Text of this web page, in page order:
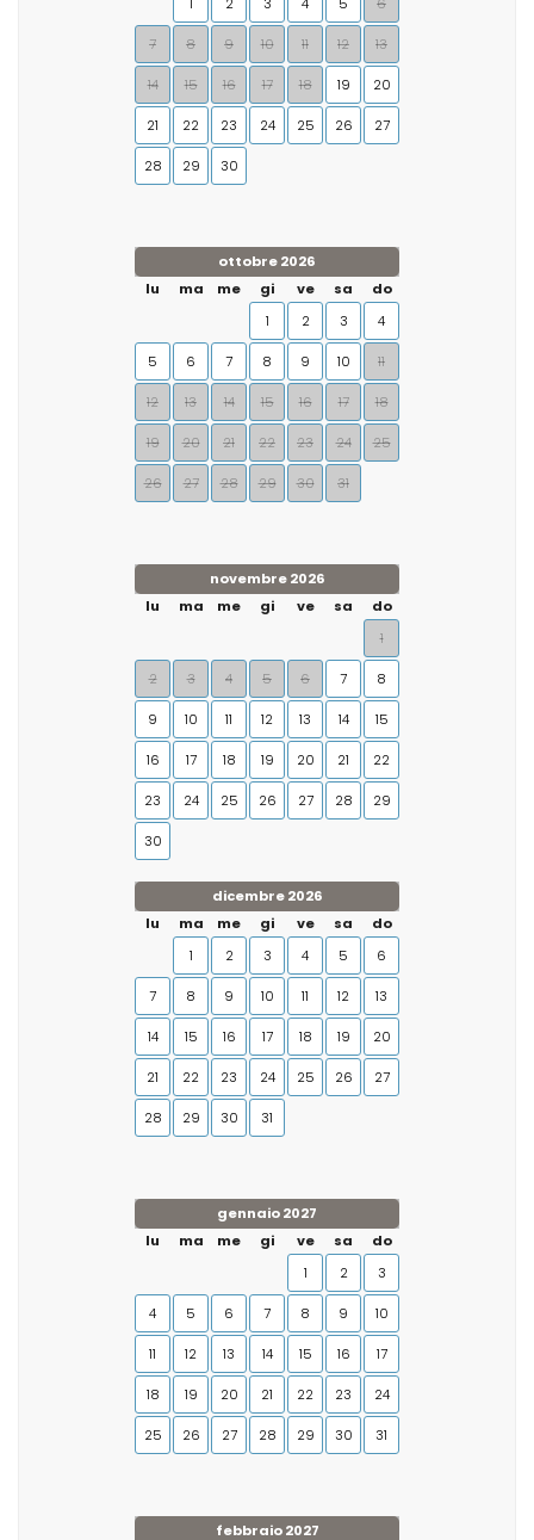
7 8 9 10 11 12 13
14 15 16 17 18 19 20
21 22 23 24 25 26 27
28 29 30
ottobre 2026
lu
ma me gi ve sa
do
1
2 3 4
5 6 7 8 9 10 11
12 13 14 15 16 17 18
19 20 21 22 23 24 25
26 27 28 29 30 31
novembre 2026
lu
ma me gi ve sa
do
1
2 3 4 5 6 7 8
9 10 11 12 13 14 15
16 17 18 19 20 21 22
23 24 25 26 27 28 29
30
dicembre 2026
lu
ma me gi ve sa
do
1
2 3 4 5 6
7 8 9 10 11 12 13
14 15 16 17 18 19 20
21 22 23 24 25 26 27
28 29 30 31
gennaio 2027
lu
ma me gi ve sa
do
1
2 3
4 5 6 7 8 9 10
11 12 13 14 15 16 17
18 19 20 21 22 23 24
25 26 27 28 29 30 31
febbraio 2027